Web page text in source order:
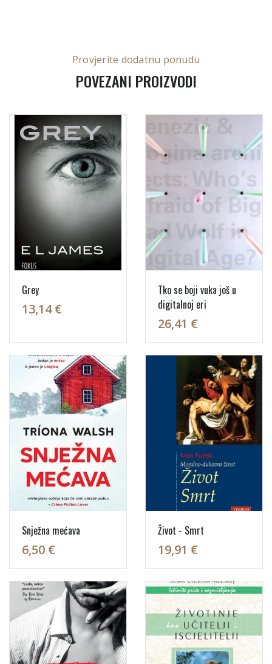
Provjerite dodatnu ponudu
POVEZANI PROIZVODI
Grey
13,14 €
Tko se boji vuka još u
digitalnoj eri
26,41 €
Snježna mećava
6,50 €
Život - Smrt
19,91 €